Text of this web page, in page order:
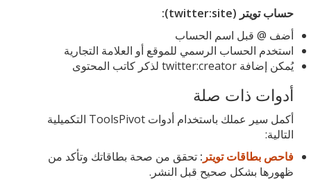
حساب تويتر (twitter:site):
أضف @ قبل اسم الحساب
استخدم الحساب الرسمي للموقع أو العلامة التجارية
يُمكن إضافة twitter:creator لذكر كاتب المحتوى
أدوات ذات صلة
أكمل سير عملك باستخدام أدوات ToolsPivot التكميلية
التالية:
فاحص بطاقات تويتر: تحقق من صحة بطاقاتك وتأكد من
ظهورها بشكل صحيح قبل النشر.